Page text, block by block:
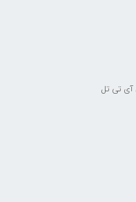
آی تی تل